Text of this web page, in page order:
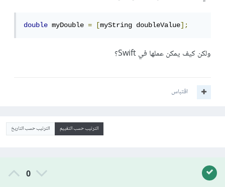
double myDouble = [myString doubleValue];
ولكن كيف يمكن عملها في Swift؟
اقتباس
الترتيب حسب التقييم الترتيب حسب التاريخ
0